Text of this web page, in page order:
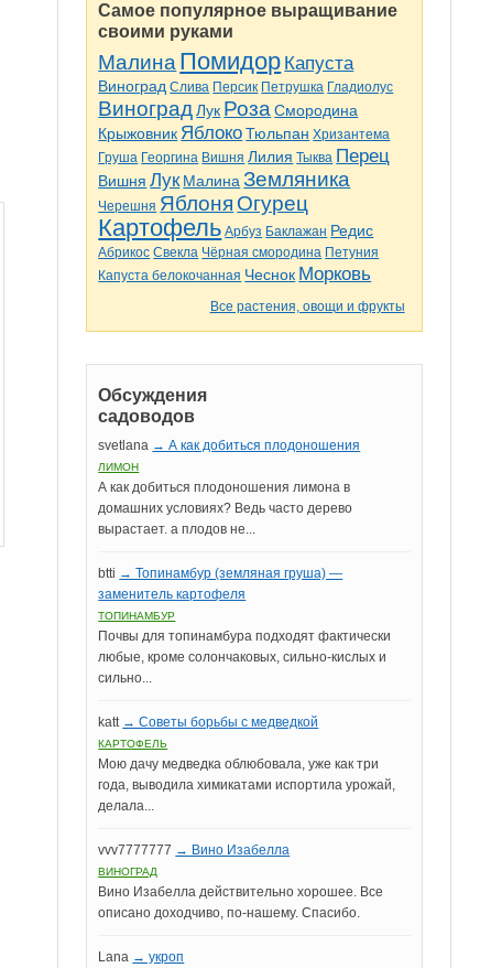
Самое популярное выращивание
своими руками
Малина Помидор Капуста
Виноград Слива Персик Петрушка Гладиолус
Виноград Лук Роза Смородина
Крыжовник Яблоко Тюльпан Хризантема
Груша Георгина Вишня Лилия Тыква Перец
Вишня Лук Малина Земляника
Черешня Яблоня Огурец
Картофель Арбуз Баклажан Редис
Абрикос Свекла Чёрная смородина Петуния
Капуста белокочанная Чеснок Морковь
Все растения, овощи и фрукты
Обсуждения
садоводов
svetlana → А как добиться плодоношения
ЛИМОН
А как добиться плодоношения лимона в
домашних условиях? Ведь часто дерево
вырастает. а плодов не...
btti → Топинамбур (земляная груша) —
заменитель картофеля
ТОПИНАМБУР
Почвы для топинамбура подходят фактически
любые, кроме солончаковых, сильно-кислых и
сильно...
katt → Советы борьбы с медведкой
КАРТОФЕЛЬ
Мою дачу медведка облюбовала, уже как три
года, выводила химикатами испортила урожай,
делала...
vvv7777777 → Вино Изабелла
ВИНОГРАД
Вино Изабелла действительно хорошее. Все
описано доходчиво, по-нашему. Спасибо.
Lana → укроп